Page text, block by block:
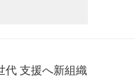
代 支援へ新組織